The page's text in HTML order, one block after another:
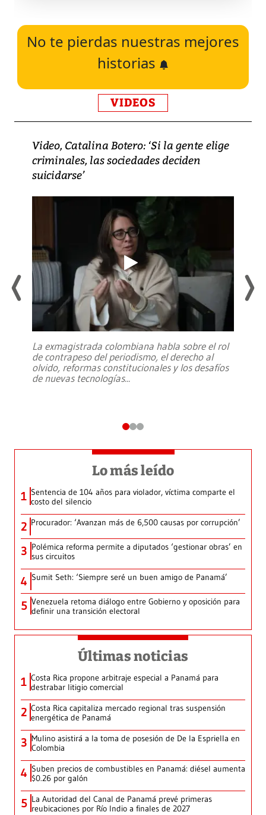
No te pierdas nuestras mejores
historias
VIDEOS
Video, Catalina Botero: ‘Si la gente elige
criminales, las sociedades deciden
suicidarse’
La exmagistrada colombiana habla sobre el rol
de contrapeso del periodismo, el derecho al
olvido, reformas constitucionales y los desafíos
de nuevas tecnologías...
Lo más leído
1 Sentencia de 104 años para violador, víctima comparte el
costo del silencio
2 Procurador: ‘Avanzan más de 6,500 causas por corrupción’
3 Polémica reforma permite a diputados ‘gestionar obras’ en
sus circuitos
4 Sumit Seth: ‘Siempre seré un buen amigo de Panamá’
5 Venezuela retoma diálogo entre Gobierno y oposición para
definir una transición electoral
Últimas noticias
1 Costa Rica propone arbitraje especial a Panamá para
destrabar litigio comercial
2 Costa Rica capitaliza mercado regional tras suspensión
energética de Panamá
3 Mulino asistirá a la toma de posesión de De la Espriella en
Colombia
4 Suben precios de combustibles en Panamá: diésel aumenta
$0.26 por galón
5 La Autoridad del Canal de Panamá prevé primeras
reubicaciones por Río Indio a finales de 2027